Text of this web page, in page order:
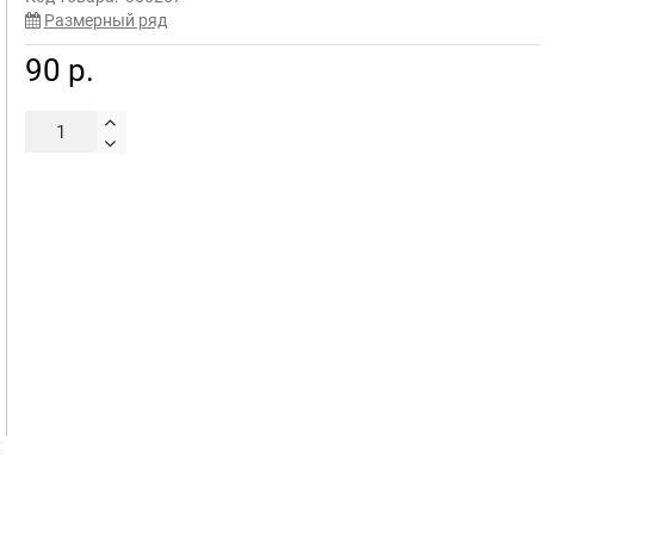
Размерный ряд
90 р.